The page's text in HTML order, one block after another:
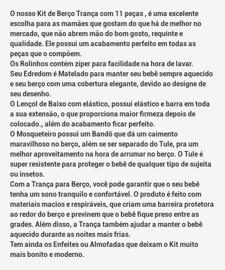
O nosso Kit de Berço Trança com 11 peças , é uma excelente
escolha para as mamães que gostam do que há de melhor no
mercado, que não abrem mão do bom gosto, requinte e
qualidade. Ele possui um acabamento perfeito em todas as
peças que o compõem.
Os Rolinhos contém zíper para facilidade na hora de lavar.
Seu Edredom é Matelado para manter seu bebê sempre aquecido
e seu berço com uma cobertura elegante, devido ao designe de
seu desenho.
O Lençol de Baixo com elástico, possui elástico e barra em toda
a sua extensão, o que proporciona maior firmeza depois de
colocado., além do acabamento ficar perfeito.
O Mosqueteiro possui um Bandô que dá um caimento
maravilhoso no berço, além se ser separado do Tule, pra um
melhor aproveitamento na hora de arrumar no berço. O Tule é
super resistente para proteger o bebê de qualquer tipo de sujeita
ou insetos.
Com a Trança para Berço, você pode garantir que o seu bebê
tenha um sono tranquilo e confortável. O produto é feito com
materiais macios e respiráveis, que criam uma barreira protetora
ao redor do berço e previnem que o bebê fique preso entre as
grades. Além disso, a Trança também ajudar a manter o bebê
aquecido durante as noites mais frias.
Tem ainda os Enfeites ou Almofadas que deixam o Kit muito
mais bonito e moderno.